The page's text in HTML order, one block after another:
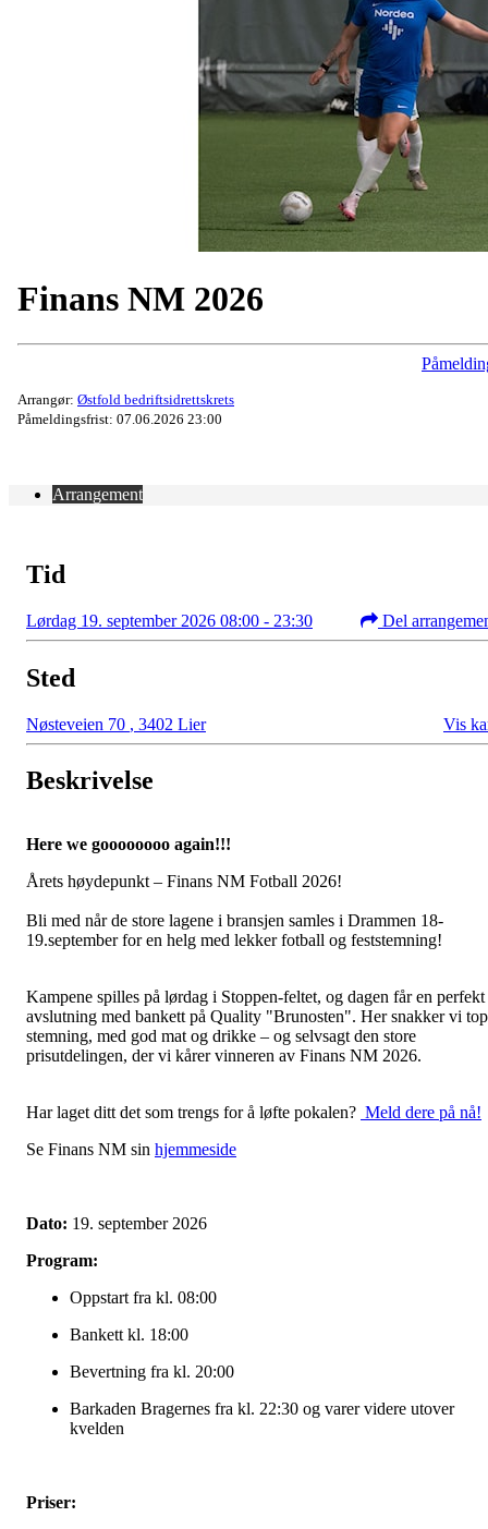
Finans NM 2026
Arrangør: Østfold bedriftsidrettskrets
Påmeldingsfrist: 07.06.2026 23:00
Arrangement
Tid
Lørdag 19. september 2026 08:00 - 23:30 Del
Sted
Nøsteveien 70 , 3402 Lier Vis
Beskrivelse
Here we goooooooo again!!!
Årets høydepunkt – Finans NM Fotball 2026!
Bli med når de store lagene i bransjen samles i Drammen 18-
19.september for en helg med lekker fotball og feststemning!
Kampene spilles på lørdag i Stoppen-feltet, og dagen får en perfekt
avslutning med bankett på Quality "Brunosten". Her snakker vi
stemning, med god mat og drikke – og selvsagt den store
prisutdelingen, der vi kårer vinneren av Finans NM 2026.
Har laget ditt det som trengs for å løfte pokalen? Meld dere på nå!
Se Finans NM sin hjemmeside
Dato: 19. september 2026
Program:
Oppstart fra kl. 08:00
Bankett kl. 18:00
Bevertning fra kl. 20:00
Barkaden Bragernes fra kl. 22:30 og varer videre utover
kvelden
Priser: